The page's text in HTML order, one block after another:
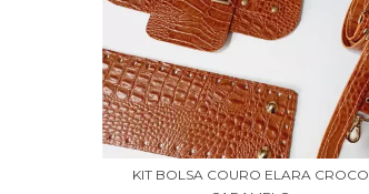
KIT BOLSA COURO ELARA CROCO